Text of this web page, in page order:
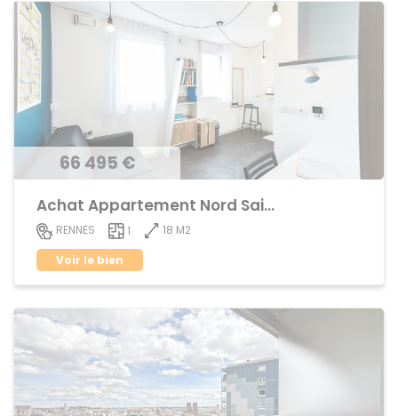
66 495 €
Achat Appartement Nord Saint-Martin
RENNES 1
18 M2
Voir le bien